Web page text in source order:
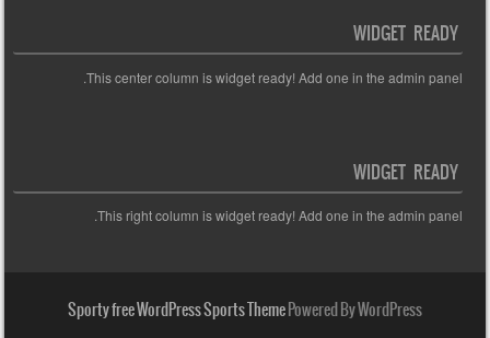
WIDGET READY
This center column is widget ready! Add one in the admin panel.
WIDGET READY
This right column is widget ready! Add one in the admin panel.
Sporty free WordPress Sports ThemePowered By WordPress